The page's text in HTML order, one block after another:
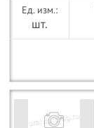
шт.